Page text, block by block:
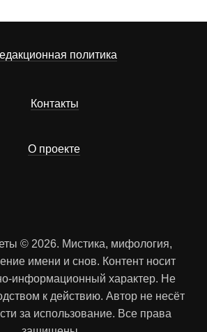
политика
Контакты
О проекте
© 2026. Мистика, мифология,
имени и снов. Контент носит
информационный характер. Не
к действию. Автор не несёт
за использование. Все права